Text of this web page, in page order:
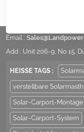
Email :
Add : Unit 206-9, No 15,
HEISSE TAGS :
verstellbare
Solar-Carport-Montage
Solar-Carport-System